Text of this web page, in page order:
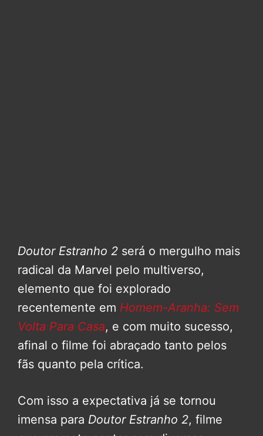
Doutor Estranho 2 será o mergulho mais
radical da Marvel pelo multiverso,
elemento que foi explorado
recentemente em Homem-Aranha: Sem
Volta Para Casa, e com muito sucesso,
afinal o filme foi abraçado tanto pelos
fãs quanto pela crítica.
Com isso a expectativa já se tornou
imensa para Doutor Estranho 2, filme